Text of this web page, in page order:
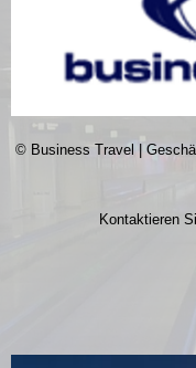
© Business Travel |
Kontaktieren